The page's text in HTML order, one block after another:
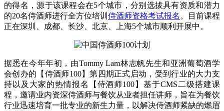
的得名，源于该课程会在5个城市，分别选拔具有资质和潜力
的20名侍酒师进行全方位培训 侍酒师资格考试报名 。目前课程
正在深圳、成都、长沙、北京、上海5个城市顺利开展中。
据悉在今年年初，由Tommy Lam林志帆先生和亚洲葡萄酒学
会创办的【侍酒师100】第四期正式启动，受到行业的大力支
持以及大家的热情报名【侍酒师100】基于CMS二级搭建课
程，邀请业内资深侍酒师与餐饮从业者担任讲师，旨在为餐饮
行业迅速培育一批专业的新生力量，以解决侍酒师紧缺的燃眉